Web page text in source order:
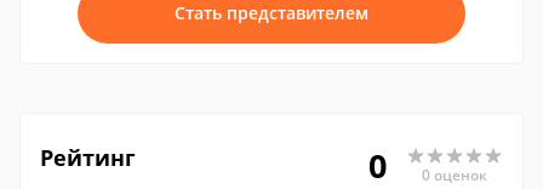
Стать представителем
Рейтинг 0 0 оценок